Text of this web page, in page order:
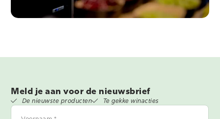
Meld je aan voor de nieuwsbrief
De nieuwste producten Te gekke winacties
Voornaam